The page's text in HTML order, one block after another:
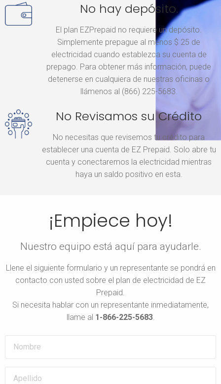
No hay depósito.
El plan EZPrepaid no requiere un depósito.
Simplemente prepague al menos $ 25 de
electricidad cuando establezca su cuenta de
prepago. Para obtener más información, puede
detenerse en cualquiera de nuestras oficinas o
llámenos al (866) 225-5683.
No Revisamos su Crédito
No necesitas que revisemos tu crédito para
establecer una cuenta de EZ Prepaid. Solo abre tu
cuenta y conectaremos la electricidad mientras
haya un saldo positivo en esta.
¡Empiece hoy!
Nuestro equipo está aquí para ayudarle.
Llene el siguiente formulario y un representante se pondrá en
contacto con usted sobre el plan de electricidad de EZ
Prepaid.
Si necesita hablar con un representante inmediatamente,
llame al 1-866-225-5683.